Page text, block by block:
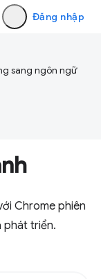
Đăng nhập
sang ngôn ngữ
Chrome phiên
phát triển.